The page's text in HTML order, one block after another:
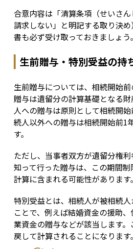
合意内容は「清算条項（せいさ
請求しない」と明記する取り決
書も必ず受け取っておきましょう。
生前贈与・特別受益の持
生前贈与については、相続開始
贈与は遺留分の計算基礎となる
人への贈与は原則として相続開
続人以外への贈与は相続開始前1
す。
ただし、当事者双方が遺留分権
知って行った贈与は、この期間
計算に含まれる可能性があります。
特別受益とは、相続人が被相続
ことで、例えば結婚資金の援助
業資金の贈与などが該当します
戻して計算されることになります。